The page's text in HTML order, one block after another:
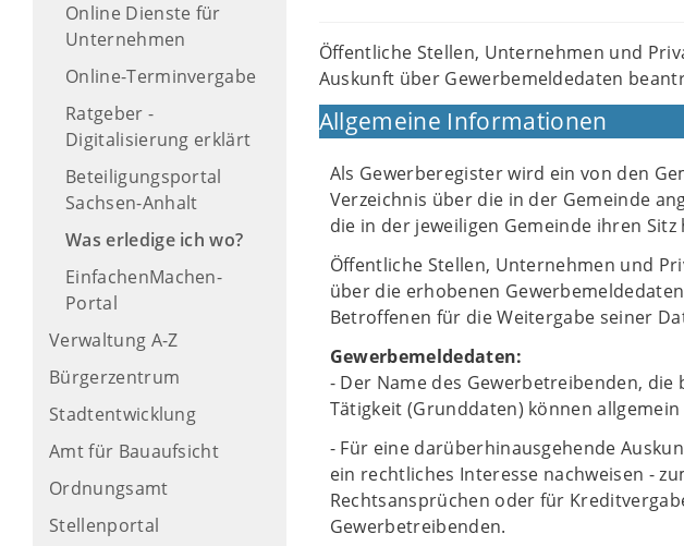
Online Dienste für
Unternehmen
Online-Terminvergabe
Ratgeber -
Digitalisierung erklärt
Beteiligungsportal
Sachsen-Anhalt
Was erledige ich wo?
EinfachenMachen-
Portal
Verwaltung A-Z
Bürgerzentrum
Stadtentwicklung
Amt für Bauaufsicht
Ordnungsamt
Stellenportal
Öffentliche Stellen, Unternehmen und
Auskunft über Gewerbemeldedaten
Allgemeine Informationen
Als Gewerberegister wird ein von den
Verzeichnis über die in der Gemeinde
die in der jeweiligen Gemeinde ihren Sitz
Öffentliche Stellen, Unternehmen und
über die erhobenen
Betroffenen für die Weitergabe seiner
Gewerbemeldedaten:
- Der Name des Gewerbetreibenden,
Tätigkeit (Grunddaten) können
- Für eine darüberhinausgehende
ein rechtliches Interesse nachweisen -
Rechtsansprüchen oder für
Gewerbetreibenden.